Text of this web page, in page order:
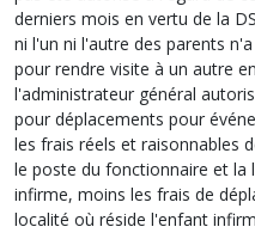
derniers mois en vertu de la
ni l'un ni l'autre des parents
pour rendre visite à un autre
l'administrateur général
pour déplacements pour
les frais réels et raisonnables
le poste du fonctionnaire et
infirme, moins les frais de
localité où réside l'enfant